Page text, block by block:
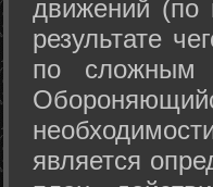
движений (по
результате
по сложным
является